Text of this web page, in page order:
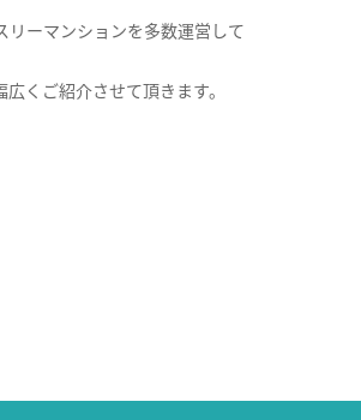
リーマンションを多数運営して
くご紹介させて頂きます。